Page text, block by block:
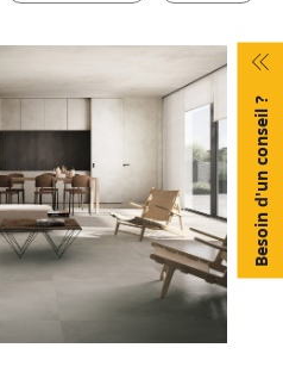
Besoin d'un conseil ?